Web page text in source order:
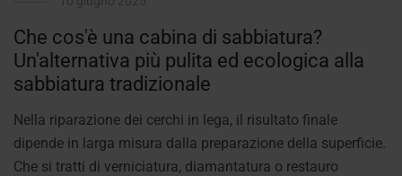
Che cos'è una cabina di sabbiatura?
Un'alternativa più pulita ed ecologica alla
sabbiatura tradizionale
Nella riparazione dei cerchi in lega, il risultato finale
dipende in larga misura dalla preparazione della superficie.
Che si tratti di verniciatura, diamantatura o restauro